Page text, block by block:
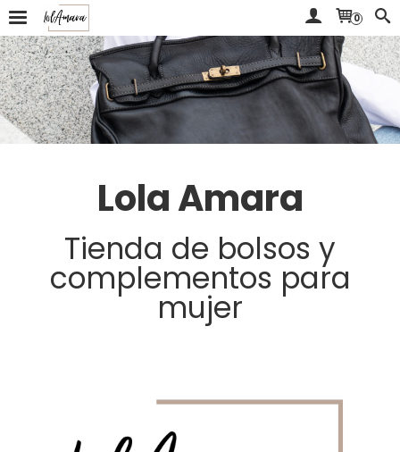
0
Lola Amara
Tienda de bolsos y
complementos para
mujer